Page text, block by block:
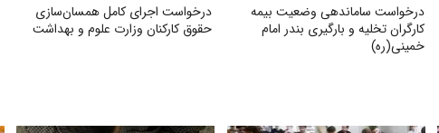
درخواست ساماندهی وضعیت بیمه
کارگران تخلیه و بارگیری بندر امام
خمینی‌(ره)
درخواست اجرای کامل همسان‌سازی
حقوق کارکنان وزارت علوم و بهداشت